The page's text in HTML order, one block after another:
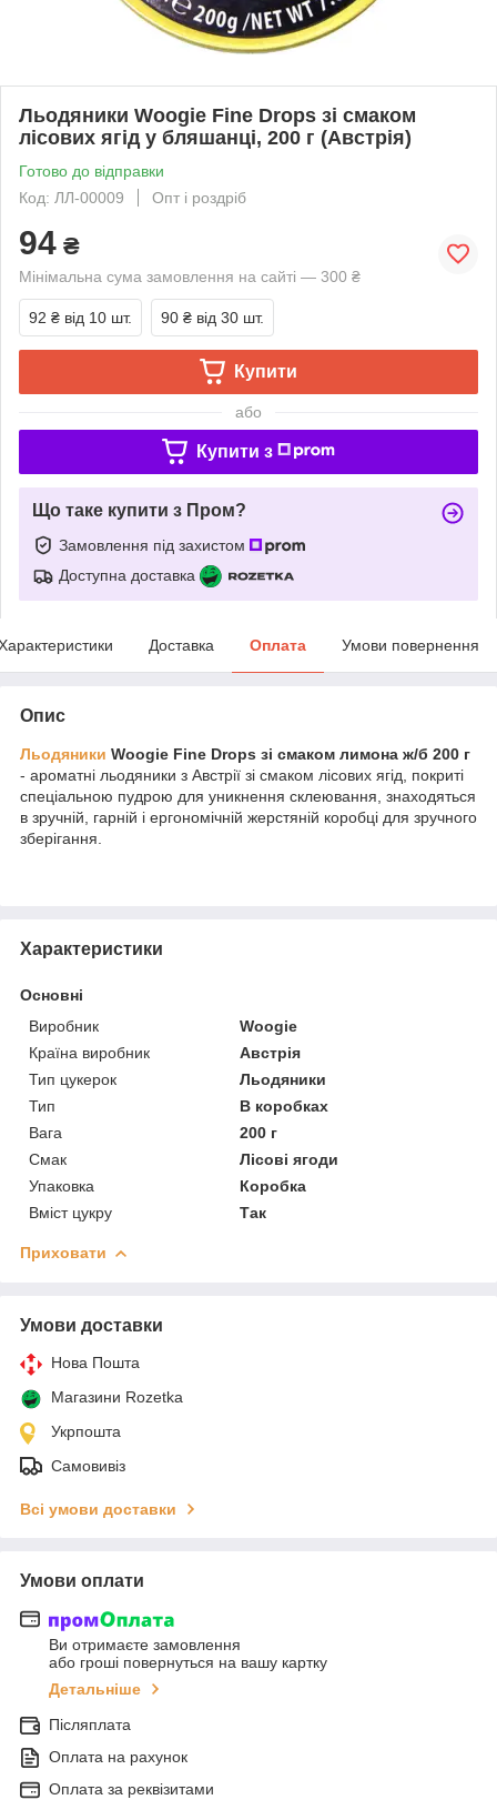
Льодяники Woogie Fine Drops зі смаком
лісових ягід у бляшанці, 200 г (Австрія)
Готово до відправки
Код: ЛЛ-00009
Опт і роздріб
94 ₴
Мінімальна сума замовлення на сайті — 300 ₴
92 ₴ від 10 шт. 90 ₴ від 30 шт.
Купити
або
Купити з
Що таке купити з Пром?
Замовлення під захистом
Доступна доставка
Доставка Оплата Умови повернення
Опис
Льодяники Woogie Fine Drops зі смаком лимона ж/б 200 г
- ароматні льодяники з Австрії зі смаком лісових ягід, покриті
спеціальною пудрою для уникнення склеювання, знаходяться
в зручній, гарній і ергономічній жерстяній коробці для зручного
зберігання.
Характеристики
Основні
Виробник
Woogie
Країна виробник
Австрія
Тип цукерок
Льодяники
Тип
В коробках
Вага
200 г
Смак
Лісові ягоди
Упаковка
Коробка
Вміст цукру
Так
Приховати
Умови доставки
Нова Пошта
Магазини Rozetka
Укрпошта
Самовивіз
Всі умови доставки
Умови оплати
Ви отримаєте замовлення
або гроші повернуться на вашу картку
Детальніше
Післяплата
Оплата на рахунок
Оплата за реквізитами